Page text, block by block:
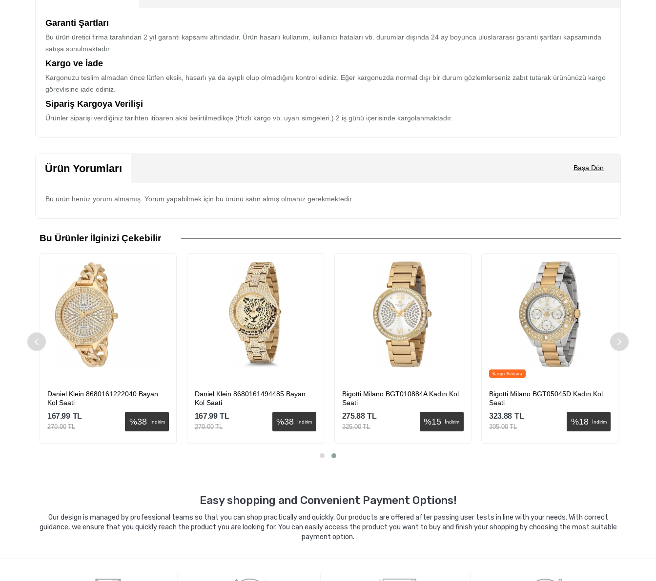
Garanti Şartları
Bu ürün üretici firma tarafından 2 yıl garanti kapsamı altındadır. Ürün hasarlı kullanım, kullanıcı hataları vb. durumlar dışında 24 ay boyunca uluslararası garanti şartları kapsamında
satışa sunulmaktadır.
Kargo ve İade
Kargonuzu teslim almadan önce lütfen eksik, hasarlı ya da ayıplı olup olmadığını kontrol ediniz. Eğer kargonuzda normal dışı bir durum gözlemlerseniz zabıt tutarak ürününüzü kargo
görevlisine iade ediniz.
Sipariş Kargoya Verilişi
Ürünler siparişi verdiğiniz tarihten itibaren aksi belirtilmedikçe (Hızlı kargo vb. uyarı simgeleri.) 2 iş günü içerisinde kargolanmaktadır.
Ürün Yorumları Başa Dön
Bu ürün henüz yorum almamış. Yorum yapabilmek için bu ürünü satın almış olmanız gerekmektedir.
Bu Ürünler İlginizi Çekebilir
Daniel Klein 8680161222040 Bayan
Kol Saati
%38 İndirim
167.99 TL
270.00 TL
Daniel Klein 8680161494485 Bayan
Kol Saati
%38 İndirim
167.99 TL
270.00 TL
Bigotti Milano BGT010884A Kadın Kol
Saati
%15 İndirim
275.88 TL
325.00 TL
Kargo Bedava
Bigotti Milano BGT05045D Kadın Kol
Saati
%18 İndirim
323.88 TL
395.00 TL
Easy shopping and Convenient Payment Options!
Our design is managed by professional teams so that you can shop practically and quickly. Our products are offered after passing user tests in line with your needs. With correct
guidance, we ensure that you quickly reach the product you are looking for. You can easily access the product you want to buy and finish your shopping by choosing the most suitable
payment option.